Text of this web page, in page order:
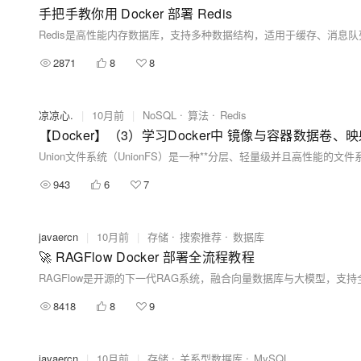
手把手教你用 Docker 部署 Redis
2871 8 8
凉凉心. | 10月前 | NoSQL 算法 Redis
943 6 7
javaercn | 10月前 | 存储 搜索推荐 数据库
🚀 RAGFlow Docker 部署全流程教程
8418 8 9